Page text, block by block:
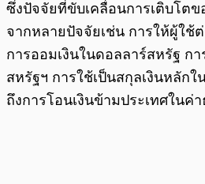
ซึ่งปัจจัยที่ขับเคลื่อนการเติบโตข
จากหลายปัจจัยเช่น การให้ผู้ใช้
การออมเงินในดอลลาร์สหรัฐ ก
สหรัฐฯ การใช้เป็นสกุลเงินหลัก
ถึงการโอนเงินข้ามประเทศในค่